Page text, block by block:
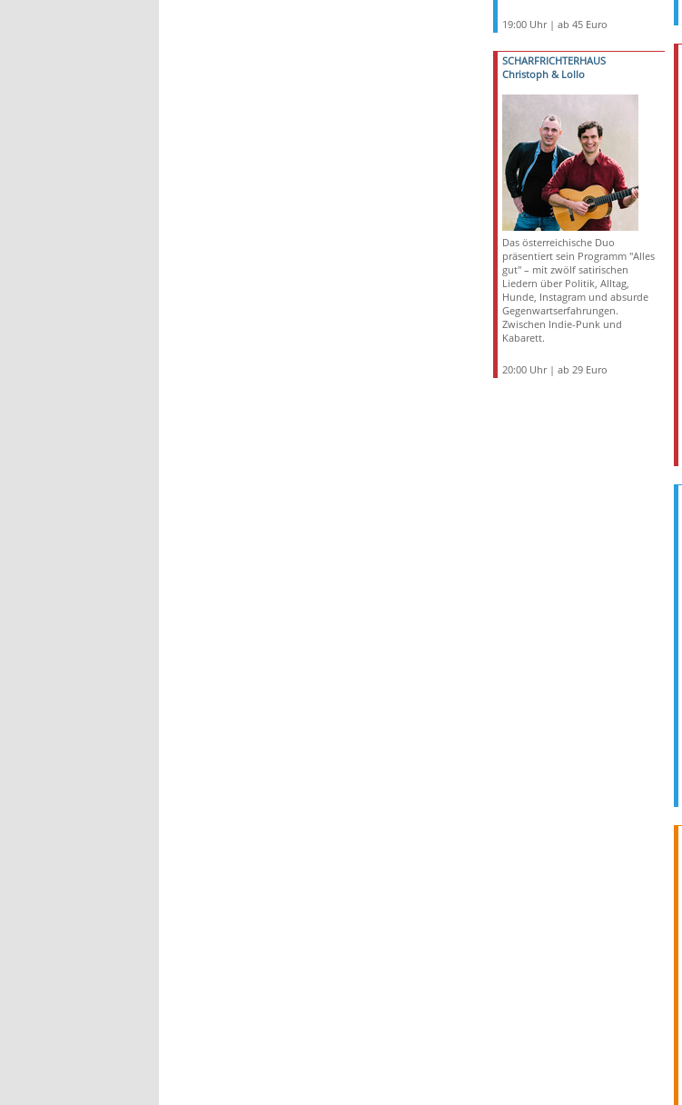
19:00 Uhr | ab 45 Euro
SCHARFRICHTERHAUS
Christoph & Lollo
Das österreichische Duo
präsentiert sein Programm "Alles
gut" – mit zwölf satirischen
Liedern über Politik, Alltag,
Hunde, Instagram und absurde
Gegenwartserfahrungen.
Zwischen Indie-Punk und
Kabarett.
20:00 Uhr | ab 29 Euro